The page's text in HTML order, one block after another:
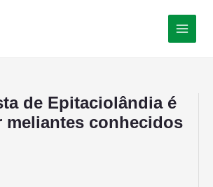
de Epitaciolândia é
meliantes conhecidos